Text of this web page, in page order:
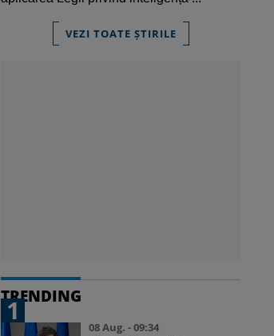
VEZI TOATE ȘTIRILE
TRENDING
1
08 Aug. - 09:34